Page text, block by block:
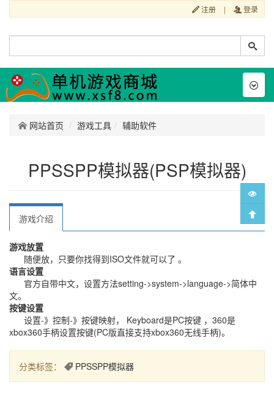
注册 | 登录
网站首页 游戏工具 辅助软件
PPSSPP模拟器(PSP模拟器)
游戏介绍
游戏放置
随便放，只要你找得到ISO文件就可以了 。
语言设置
官方自带中文，设置方法setting->system->language->简体中
文。
按键设置
设置-》控制-》按键映射， Keyboard是PC按键 ，360是
xbox360手柄设置按键(PC版直接支持xbox360无线手柄)。
分类标签： PPSSPP模拟器